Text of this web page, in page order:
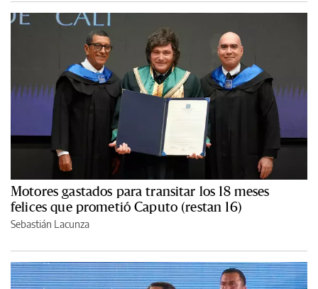
Motores gastados para transitar los 18 meses
felices que prometió Caputo (restan 16)
Sebastián Lacunza